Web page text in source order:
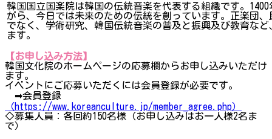
韓国国立国楽院は韓国の伝統音楽を代表する組織です。
がら、今日では未来のための伝統を創っています。正楽団
でなく、学術研究、韓国伝統音楽の普及と振興及び教育な
ます。
【お申し込み方法】
韓国文化院のホームページの応募欄からお申し込みいただけ
ます。
イベントにご応募いただくには会員登録が必要です。
➡会員登録
（https://www.koreanculture.jp/member_agree.php）
◇募集人員：各回約150名様（お申し込みはお一人様2名ま
で）